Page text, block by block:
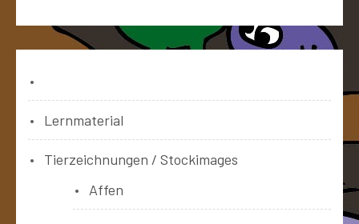
Lernmaterial
Tierzeichnungen / Stockimages
Affen